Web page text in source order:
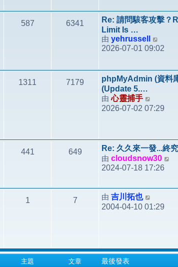
發
表
587 6341
Re: 請問駭客攻擊？
Limit Is …
由 yehrussell
視
後
發
2026-07-01 09:02
1311 7179
phpMyAdmin (資料
(Update 5.…
由心靈捕手
視
發
表
2026-07-02 07:29
441 649
Re: 久久來一發...終
由 cloudsnow30
2024-07-18 17:26
1 7 由 吉川拓也
視
表
2004-04-10 01:29
主題 文章 最後發表